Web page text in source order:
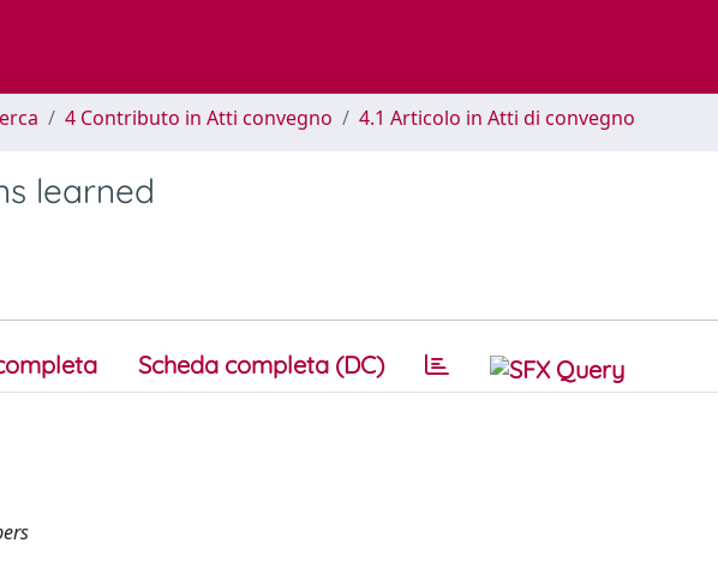
4 Contributo in Atti convegno 4.1 Articolo in Atti di convegno
learned
Scheda completa (DC)